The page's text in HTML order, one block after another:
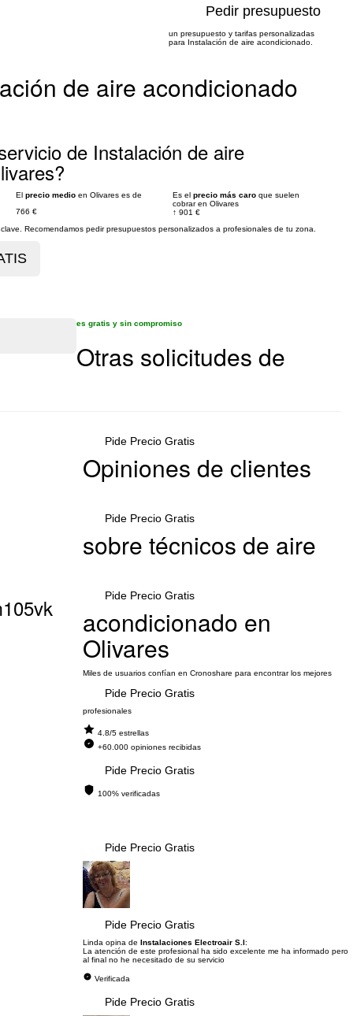
Pedir presupuesto
de aire acondicionado
de Instalación de aire
El precio medio en Olivares es de
766 €
Es el precio más caro que suelen
cobrar en Olivares
↑ 901 €
Recomendamos pedir presupuestos personalizados a profesionales de tu zona.
un presupuesto y tarifas personalizadas
para Instalación de aire acondicionado.
es gratis y sin compromiso
Otras solicitudes de
Pide Precio Gratis
Pide Precio Gratis
Pide Precio Gratis
Pide Precio Gratis
Pide Precio Gratis
Pide Precio Gratis
Pide Precio Gratis
Pide Precio Gratis
Opiniones de clientes
sobre técnicos de aire
acondicionado en
Olivares
Miles de usuarios confían en Cronoshare para encontrar los mejores
profesionales
4.8/5 estrellas
+60.000 opiniones recibidas
100% verificadas
Linda opina de Instalaciones Electroair S.l:
La atención de este profesional ha sido excelente me ha informado pero
al final no he necesitado de su servicio
Verificada